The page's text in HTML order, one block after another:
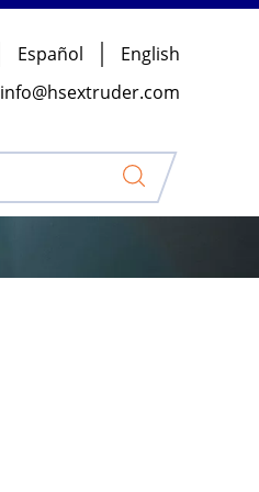
Español English
info@hsextruder.com